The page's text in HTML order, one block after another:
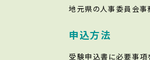
地元県の人事委員会事
申込方法
受験申込書に必要事項